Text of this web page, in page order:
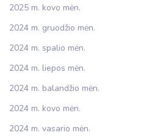
2025 m. kovo mėn.
2024 m. gruodžio mėn.
2024 m. spalio mėn.
2024 m. liepos mėn.
2024 m. balandžio mėn.
2024 m. kovo mėn.
2024 m. vasario mėn.